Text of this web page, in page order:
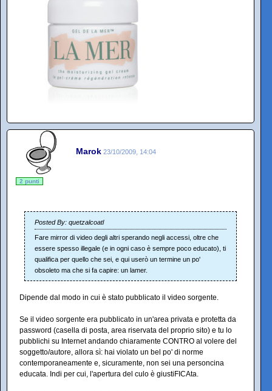
Marok 23/10/2009, 14:04
2 punti
Posted By: quetzalcoatl
Fare mirror di video degli altri sperando negli accessi, oltre che
essere spesso illegale (e in ogni caso è sempre poco educato), ti
qualifica per quello che sei, e qui userò un termine un po'
obsoleto ma che si fa capire: un lamer.
Dipende dal modo in cui è stato pubblicato il video sorgente.
Se il video sorgente era pubblicato in un'area privata e protetta da
password (casella di posta, area riservata del proprio sito) e tu lo
pubblichi su Internet andando chiaramente CONTRO al volere del
soggetto/autore, allora sì: hai violato un bel po' di norme
contemporaneamente e, sicuramente, non sei una personcina
educata. Indi per cui, l'apertura del culo è giustiFICAta.